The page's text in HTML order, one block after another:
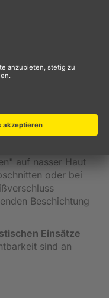
und Herbst.
und
das
auf nasser Haut
oder bei
Beschichtung
Einsätze
sind an